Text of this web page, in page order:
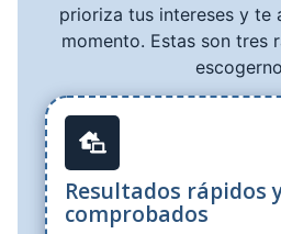
prioriza tus intereses y te
momento. Estas son tres
Resultados rápidos
comprobados